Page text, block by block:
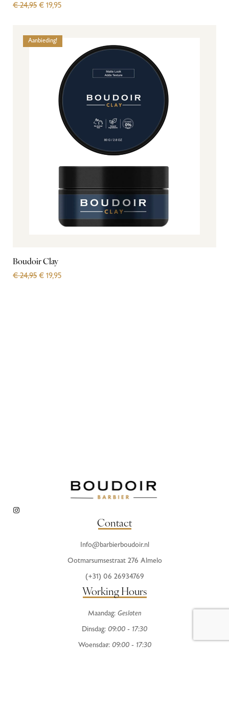
€24,95 € 19,95
Aanbieding!
Boudoir Clay
€24,95 € 19,95
Contact
Info@barbierboudoir.nl
Ootmarsumsestraat 276 Almelo
(+31) 06 26934769
Working Hours
Maandag: Gesloten
Dinsdag: 09:00 - 17:30
Woensdag: 09:00 - 17:30